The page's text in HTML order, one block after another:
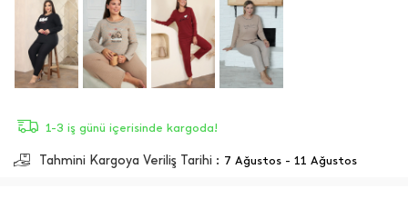
1-3 iş günü içerisinde kargoda!
Tahmini Kargoya Veriliş Tarihi : 7 Ağustos - 11 Ağustos